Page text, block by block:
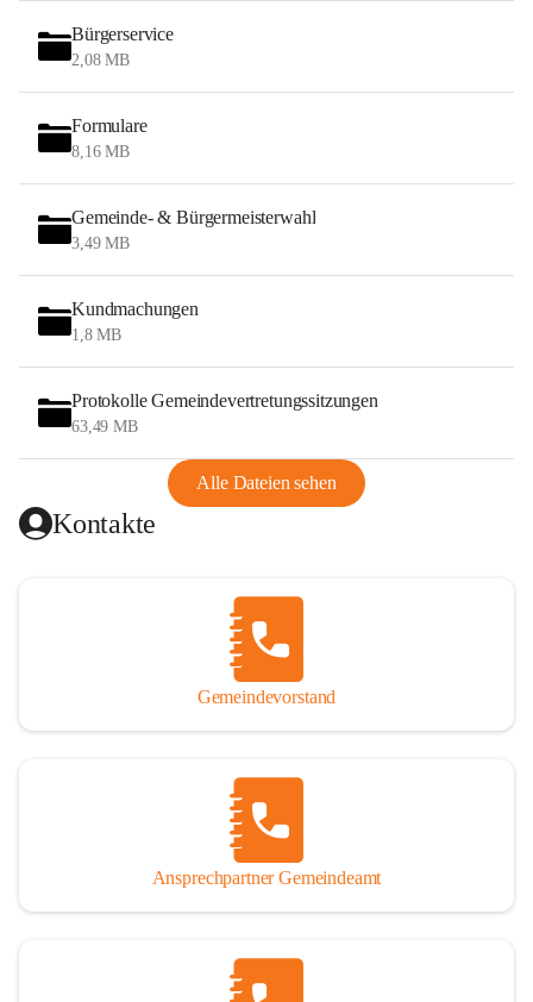
Bürgerservice
2,08 MB
Formulare
8,16 MB
Gemeinde- & Bürgermeisterwahl
3,49 MB
Kundmachungen
1,8 MB
Protokolle Gemeindevertretungssitzungen
63,49 MB
Alle Dateien sehen
Kontakte
Gemeindevorstand
Ansprechpartner Gemeindeamt